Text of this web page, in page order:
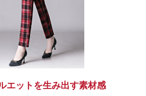
エットを生み出す素材感